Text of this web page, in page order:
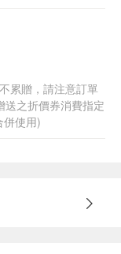
累贈，請注意訂單
送之折價券消費指定
併使用)